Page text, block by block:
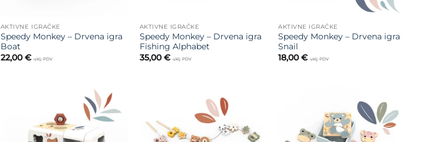
AKTIVNE IGRAČKE
Speedy Monkey – Drvena igra
Boat
22,00€ uklj. PDV
AKTIVNE IGRAČKE
Speedy Monkey – Drvena igra
Fishing Alphabet
35,00€ uklj. PDV
AKTIVNE IGRAČKE
Speedy Monkey – Drvena igra
Snail
18,00€ uklj. PDV
Dodajte
na listu
na listu
želja
Dodajte
na listu
želja